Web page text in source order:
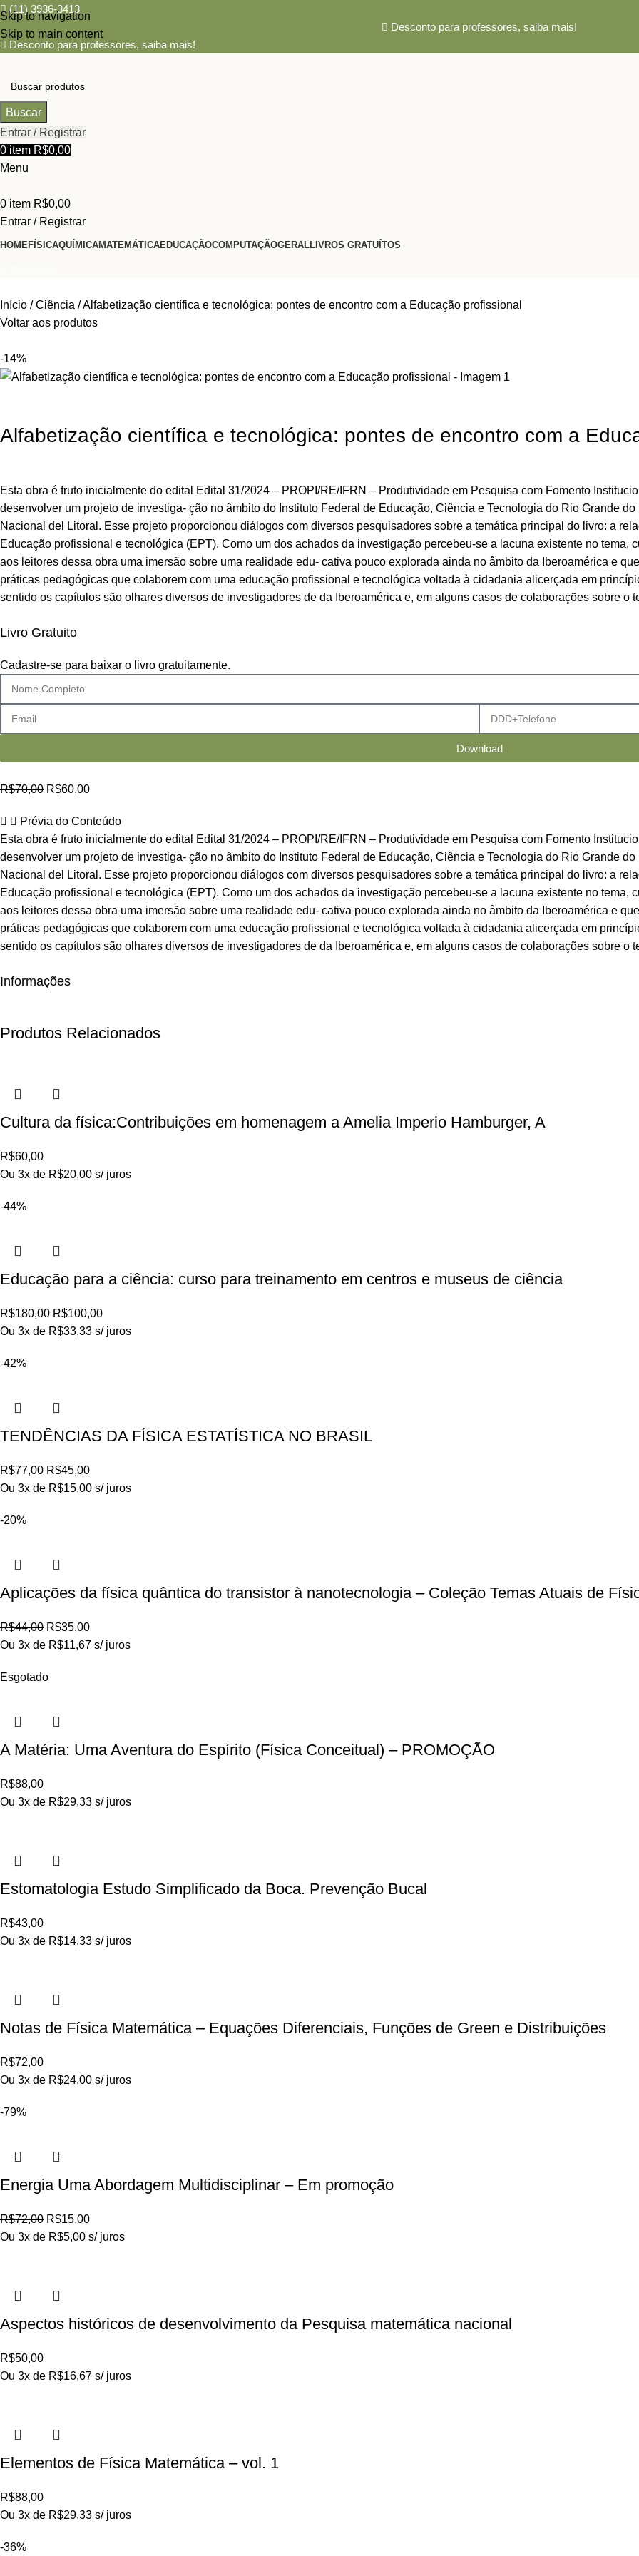
Skip to navigation
Skip to main content
(11) 3936-3413
Desconto para professores, saiba mais!
Desconto para professores, saiba mais!
Buscar
Entrar / Registrar
0 item R$0,00
Menu
0 item R$0,00
Entrar / Registrar
HOMEFÍSICAQUÍMICAMATEMÁTICAEDUCAÇÃOCOMPUTAÇÃOGERALLIVROS GRATUÍTOS
Início Ciência
Alfabetização científica e tecnológica: pontes de encontro com a Educação profissional
Voltar aos produtos
-14%
Alfabetização científica e tecnológica: pontes de encontro com a
Esta obra é fruto inicialmente do edital Edital 31/2024 – PROPI/RE/IFRN – Produtividade em Pesquisa com Fomento
desenvolver um projeto de investiga- ção no âmbito do Instituto Federal de Educação, Ciência e Tecnologia do Rio Grande
Nacional del Litoral. Esse projeto proporcionou diálogos com diversos pesquisadores sobre a temática principal do livro: a
Educação profissional e tecnológica (EPT). Como um dos achados da investigação percebeu-se a lacuna existente no tema,
aos leitores dessa obra uma imersão sobre uma realidade edu- cativa pouco explorada ainda no âmbito da Iberoamérica e
práticas pedagógicas que colaborem com uma educação profissional e tecnológica voltada à cidadania alicerçada em
sentido os capítulos são olhares diversos de investigadores de da Iberoamérica e, em alguns casos de colaborações sobre o
Livro Gratuito
Cadastre-se para baixar o livro gratuitamente.
Download
R$70,00 R$60,00
Prévia do Conteúdo
Esta obra é fruto inicialmente do edital Edital 31/2024 – PROPI/RE/IFRN – Produtividade em Pesquisa com Fomento
desenvolver um projeto de investiga- ção no âmbito do Instituto Federal de Educação, Ciência e Tecnologia do Rio Grande
Nacional del Litoral. Esse projeto proporcionou diálogos com diversos pesquisadores sobre a temática principal do livro: a
Educação profissional e tecnológica (EPT). Como um dos achados da investigação percebeu-se a lacuna existente no tema,
aos leitores dessa obra uma imersão sobre uma realidade edu- cativa pouco explorada ainda no âmbito da Iberoamérica e
práticas pedagógicas que colaborem com uma educação profissional e tecnológica voltada à cidadania alicerçada em
sentido os capítulos são olhares diversos de investigadores de da Iberoamérica e, em alguns casos de colaborações sobre o
Informações
Produtos Relacionados
Cultura da física:Contribuições em homenagem a Amelia Imperio Hamburger, A
R$60,00
Ou 3x de R$20,00 s/ juros
-44%
Educação para a ciência: curso para treinamento em centros e museus de ciência
R$180,00 R$100,00
Ou 3x de R$33,33 s/ juros
-42%
TENDÊNCIAS DA FÍSICA ESTATÍSTICA NO BRASIL
R$77,00 R$45,00
Ou 3x de R$15,00 s/ juros
-20%
Aplicações da física quântica do transistor à nanotecnologia – Coleção Temas Atuais de
R$44,00 R$35,00
Ou 3x de R$11,67 s/ juros
Esgotado
A Matéria: Uma Aventura do Espírito (Física Conceitual) – PROMOÇÃO
R$88,00
Ou 3x de R$29,33 s/ juros
Estomatologia Estudo Simplificado da Boca. Prevenção Bucal
R$43,00
Ou 3x de R$14,33 s/ juros
Notas de Física Matemática – Equações Diferenciais, Funções de Green e Distribuições
R$72,00
Ou 3x de R$24,00 s/ juros
-79%
Energia Uma Abordagem Multidisciplinar – Em promoção
R$72,00 R$15,00
Ou 3x de R$5,00 s/ juros
Aspectos históricos de desenvolvimento da Pesquisa matemática nacional
R$50,00
Ou 3x de R$16,67 s/ juros
Elementos de Física Matemática – vol. 1
R$88,00
Ou 3x de R$29,33 s/ juros
-36%